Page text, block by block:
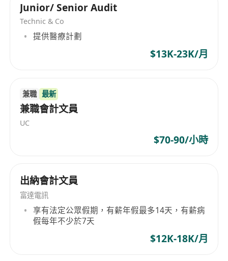
Junior/ Senior Audit
Technic & Co
提供醫療計劃
$13K-23K/月
兼職 最新
兼職會計文員
UC
$70-90/小時
出納會計文員
富達電訊
享有法定公眾假期，有薪年假最多14天，有薪病
假每年不少於7天
$12K-18K/月